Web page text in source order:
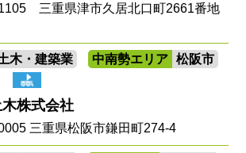
三重県津市久居北口町2661番地
木・建築業 中南勢エリア 松阪市
株式会社
三重県松阪市鎌田町274-4